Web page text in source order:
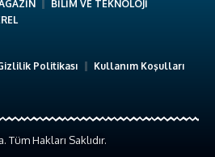
BİLİM VE TEKNOLOJİ
Politikası
Kullanım Koşulları
Hakları Saklıdır.